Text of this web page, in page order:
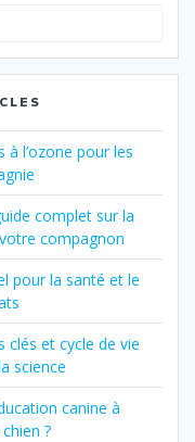
l’ozone pour les
complet sur la
compagnon
pour la santé et le
clés et cycle de vie
science
canine à
?